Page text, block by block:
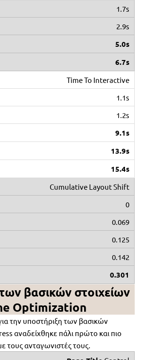
1.7s
2.9s
5.0s
6.7s
Time To Interactive
1.1s
1.2s
9.1s
13.9s
15.4s
Cumulative Layout Shift
0
0.069
0.125
0.142
0.301
βασικών στοιχείων
Optimization
την υποστήριξη των βασικών
αναδείχθηκε πάλι πρώτο και πιο
τους ανταγωνιστές τους.